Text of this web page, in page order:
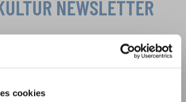
cookies
diese Einstellung jederzeit in den Cookie-Einstellungen
NEWSLETTER
Mitsingprojekte:
bekommen Sie im